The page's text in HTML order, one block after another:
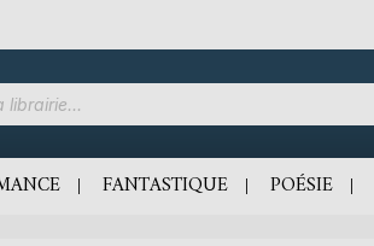
FANTASTIQUE POÉSIE